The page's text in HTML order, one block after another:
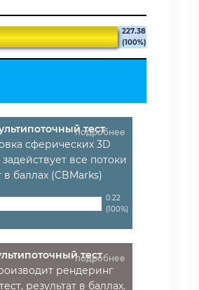
227.38
(100%)
подробнее
тест
сферических 3D
все потоки
баллах (CBMarks)
0.22
(100%)
подробнее
тест
рендеринг
результат в баллах.